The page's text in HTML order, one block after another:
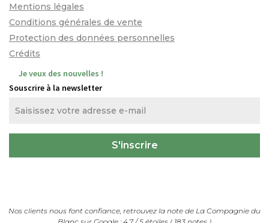
Mentions légales
Conditions générales de vente
Protection des données personnelles
Crédits
Je veux des nouvelles !
Souscrire à la newsletter
Nos clients nous font confiance, retrouvez la note de La Compagnie du